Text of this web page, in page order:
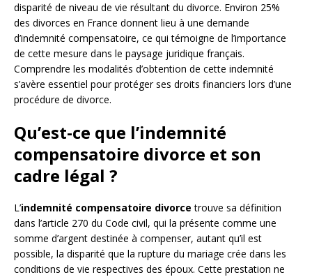
disparité de niveau de vie résultant du divorce. Environ 25%
des divorces en France donnent lieu à une demande
d’indemnité compensatoire, ce qui témoigne de l’importance
de cette mesure dans le paysage juridique français.
Comprendre les modalités d’obtention de cette indemnité
s’avère essentiel pour protéger ses droits financiers lors d’une
procédure de divorce.
Qu’est-ce que l’indemnité
compensatoire divorce et son
cadre légal ?
L’indemnité compensatoire divorce trouve sa définition
dans l’article 270 du Code civil, qui la présente comme une
somme d’argent destinée à compenser, autant qu’il est
possible, la disparité que la rupture du mariage crée dans les
conditions de vie respectives des époux. Cette prestation ne